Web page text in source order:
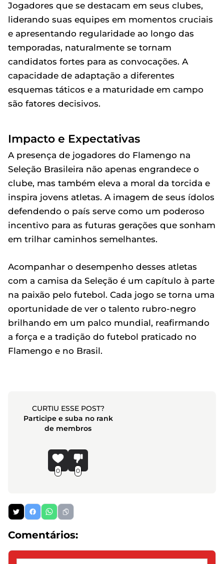
Jogadores que se destacam em seus clubes,
liderando suas equipes em momentos cruciais
e apresentando regularidade ao longo das
temporadas, naturalmente se tornam
candidatos fortes para as convocações. A
capacidade de adaptação a diferentes
esquemas táticos e a maturidade em campo
são fatores decisivos.
Impacto e Expectativas
A presença de jogadores do Flamengo na
Seleção Brasileira não apenas engrandece o
clube, mas também eleva a moral da torcida e
inspira jovens atletas. A imagem de seus ídolos
defendendo o país serve como um poderoso
incentivo para as futuras gerações que sonham
em trilhar caminhos semelhantes.
Acompanhar o desempenho desses atletas
com a camisa da Seleção é um capítulo à parte
na paixão pelo futebol. Cada jogo se torna uma
oportunidade de ver o talento rubro-negro
brilhando em um palco mundial, reafirmando
a força e a tradição do futebol praticado no
Flamengo e no Brasil.
CURTIU ESSE POST?
Participe e suba no rank
de membros
0 0
Comentários: